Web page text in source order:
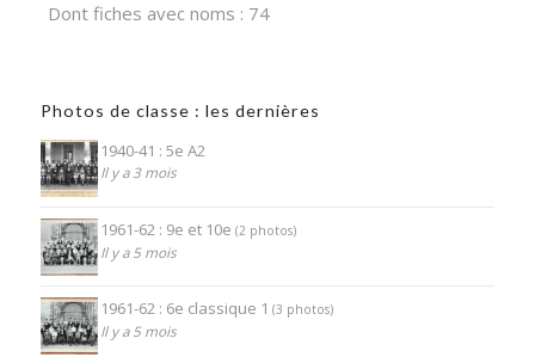
Dont fiches avec noms : 74
Photos de classe : les dernières
1940-41 : 5e A2
Il y a 3 mois
1961-62 : 9e et 10e (2 photos)
Il y a 5 mois
1961-62 : 6e classique 1 (3 photos)
Il y a 5 mois